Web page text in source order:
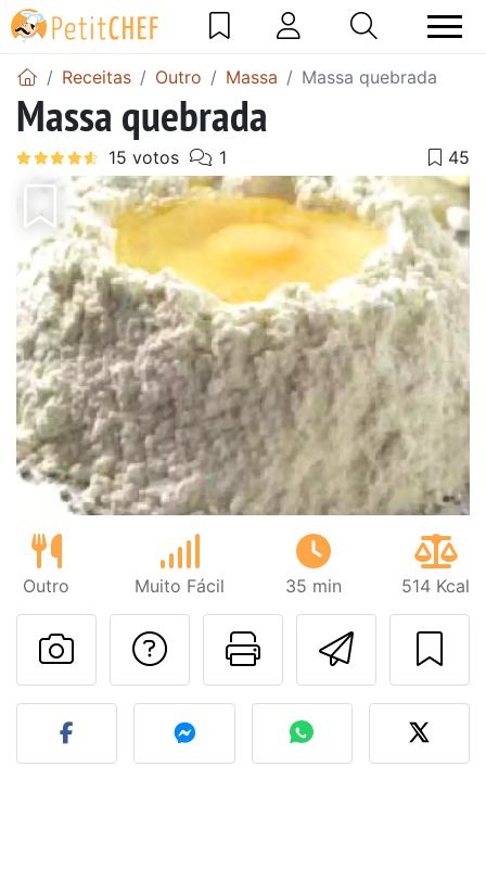
Receitas Outro Massa Massa quebrada
Massa quebrada
Outro Muito Fácil 35 min 514 Kcal
Imprima
Falar com o autor
Fez esta receita?